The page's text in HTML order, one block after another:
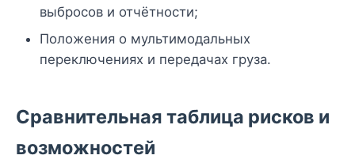
выбросов и отчётности;
Положения о мультимодальных
переключениях и передачах груза.
Сравнительная таблица рисков и
возможностей